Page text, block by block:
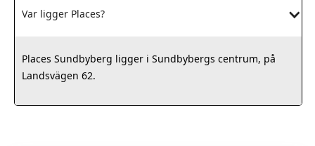
Var ligger Places?
Places Sundbyberg ligger i Sundbybergs centrum, på
Landsvägen 62.